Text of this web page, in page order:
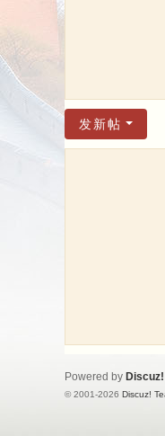
发新帖
Powered by Discuz!
© 2001-2026 Discuz!